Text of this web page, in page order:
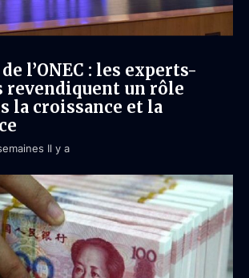
l’ONEC : les experts-
revendiquent un rôle
la croissance et la
Il y a